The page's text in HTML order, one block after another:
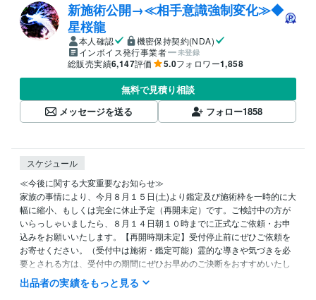
新施術公開→≪相手意識強制変化≫◆
星桜龍
本人確認
機密保持契約(NDA)
インボイス発行事業者
未登録
総販売実績6,147評価 5.0フォロワー1,858
無料で見積り相談
メッセージを送る
フォロー1858
スケジュール
≪今後に関する大変重要なお知らせ≫
家族の事情により、今月８月１５日(土)より鑑定及び施術枠を一時的に大
幅に縮小、もしくは完全に休止予定（再開未定）です。ご検討中の方が
いらっしゃいましたら、８月１４日朝１０時までに正式なご依頼・お申
込みをお願いいたします。【再開時期未定】受付停止前にぜひご依頼を
お寄せください。（受付中は施術・鑑定可能）霊的な導きや気づきを必
要とされる方は、受付中の期間にぜひお早めのご決断をおすすめいたし
ます。
━
出品者の実績をもっと見る